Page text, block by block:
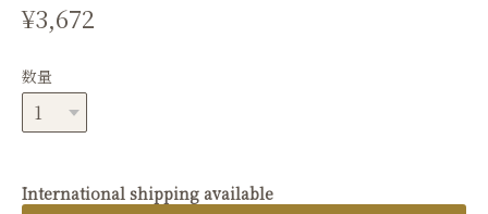
¥3,672
数量
International shipping available